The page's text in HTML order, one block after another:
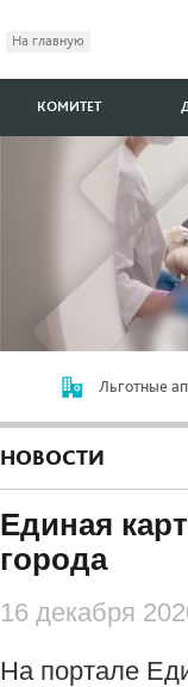
На главную
КОМИТЕТ
Льготные
НОВОСТИ
Единая
города
16 декабря
На портале